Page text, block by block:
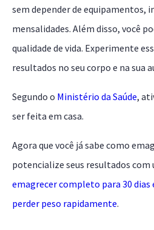
sem depender de equipamentos,
mensalidades. Além disso, você
qualidade de vida. Experimente
resultados no seu corpo e na sua
Segundo o Ministério da Saúde,
ser feita em casa.
Agora que você já sabe como
potencialize seus resultados com
emagrecer completo para 30 dias
perder peso rapidamente.